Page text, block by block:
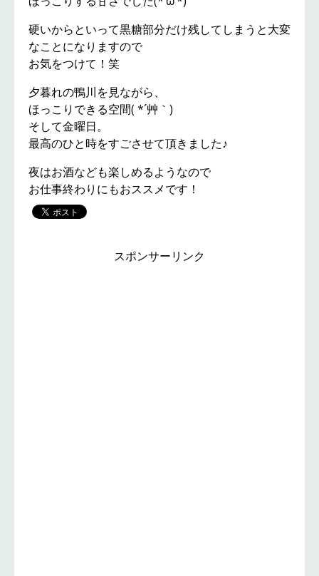
硬いからといって黒糖部分だけ残してしまうと大変
なことになりますので
お気をつけて！笑
夕暮れの鴨川を見ながら、
ほっこりできる空間( *´艸｀)
そして金曜日。
最高のひと時をすごさせて頂きました♪
夜はお酒なども楽しめるようなので
お仕事終わりにもおススメです！
スポンサーリンク